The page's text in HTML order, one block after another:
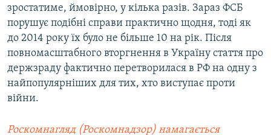
зростатиме, ймовірно, у кілька разів. Зараз ФСБ
порушує подібні справи практично щодня, тоді як
до 2014 року їх було не більше 10 на рік. Після
повномасштабного вторгнення в Україну стаття про
держзраду фактично перетворилася в РФ на одну з
найпопулярніших для тих, хто виступає проти
війни.
Роскомнагляд (Роскомнадзор) намагається